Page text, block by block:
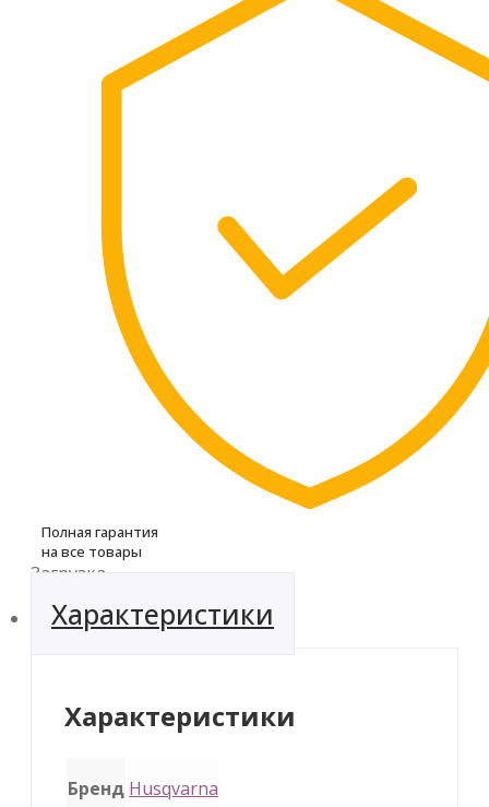
Полная гарантия
на все товары
Загрузка...
Характеристики
Характеристики
Бренд Husqvarna